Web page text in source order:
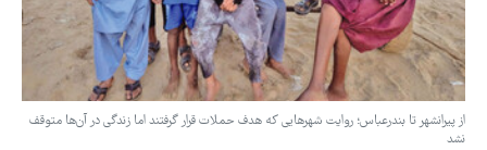
از پیرانشهر تا بندرعباس؛ روایت شهرهایی که هدف حملات قرار گرفتند اما زندگی در آن‌ها متوقف
نشد